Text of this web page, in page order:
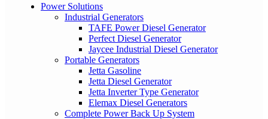
Power Solutions
Industrial Generators
TAFE Power Diesel Generator
Perfect Diesel Generator
Jaycee Industrial Diesel Generator
Portable Generators
Jetta Gasoline
Jetta Diesel Generator
Jetta Inverter Type Generator
Elemax Diesel Generators
Complete Power Back Up System